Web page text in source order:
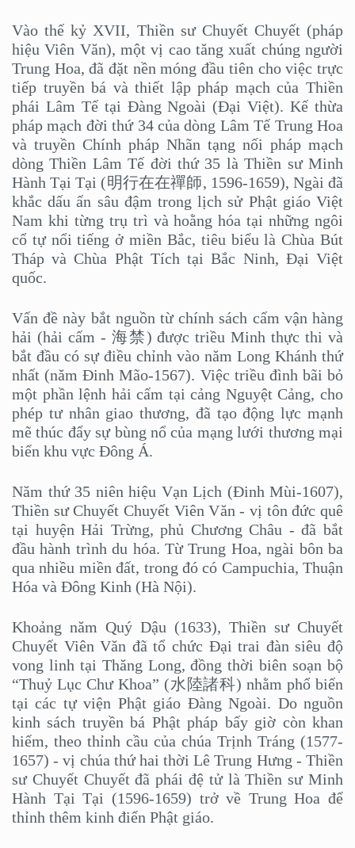
Vào thế kỷ XVII, Thiền sư Chuyết Chuyết (pháp
hiệu Viên Văn), một vị cao tăng xuất chúng người
Trung Hoa, đã đặt nền móng đầu tiên cho việc trực
tiếp truyền bá và thiết lập pháp mạch của Thiền
phái Lâm Tế tại Đàng Ngoài (Đại Việt). Kế thừa
pháp mạch đời thứ 34 của dòng Lâm Tế Trung Hoa
và truyền Chính pháp Nhãn tạng nối pháp mạch
dòng Thiền Lâm Tế đời thứ 35 là Thiền sư Minh
Hành Tại Tại (明行在在禪師, 1596-1659), Ngài đã
khắc dấu ấn sâu đậm trong lịch sử Phật giáo Việt
Nam khi từng trụ trì và hoằng hóa tại những ngôi
cổ tự nổi tiếng ở miền Bắc, tiêu biểu là Chùa Bút
Tháp và Chùa Phật Tích tại Bắc Ninh, Đại Việt
quốc.
Vấn đề này bắt nguồn từ chính sách cấm vận hàng
hải (hải cấm - 海禁) được triều Minh thực thi và
bắt đầu có sự điều chỉnh vào năm Long Khánh thứ
nhất (năm Đinh Mão-1567). Việc triều đình bãi bỏ
một phần lệnh hải cấm tại cảng Nguyệt Cảng, cho
phép tư nhân giao thương, đã tạo động lực mạnh
mẽ thúc đẩy sự bùng nổ của mạng lưới thương mại
biển khu vực Đông Á.
Năm thứ 35 niên hiệu Vạn Lịch (Đinh Mùi-1607),
Thiền sư Chuyết Chuyết Viên Văn - vị tôn đức quê
tại huyện Hải Trừng, phủ Chương Châu - đã bắt
đầu hành trình du hóa. Từ Trung Hoa, ngài bôn ba
qua nhiều miền đất, trong đó có Campuchia, Thuận
Hóa và Đông Kinh (Hà Nội).
Khoảng năm Quý Dậu (1633), Thiền sư Chuyết
Chuyết Viên Văn đã tổ chức Đại trai đàn siêu độ
vong linh tại Thăng Long, đồng thời biên soạn bộ
“Thuỷ Lục Chư Khoa” (水陸諸科) nhằm phổ biến
tại các tự viện Phật giáo Đàng Ngoài. Do nguồn
kinh sách truyền bá Phật pháp bấy giờ còn khan
hiếm, theo thỉnh cầu của chúa Trịnh Tráng (1577-
1657) - vị chúa thứ hai thời Lê Trung Hưng - Thiền
sư Chuyết Chuyết đã phái đệ tử là Thiền sư Minh
Hành Tại Tại (1596-1659) trở về Trung Hoa để
thỉnh thêm kinh điển Phật giáo.